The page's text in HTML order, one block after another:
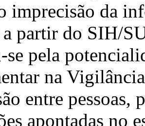
imprecisão da
a partir do SIH/
pela
na
entre pessoas,
apontadas no